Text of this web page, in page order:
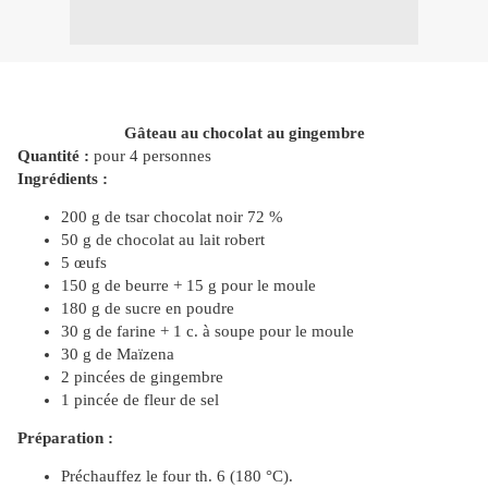
Gâteau au chocolat au gingembre
Quantité : pour 4 personnes
Ingrédients :
200 g de tsar chocolat noir 72 %
50 g de chocolat au lait robert
5 œufs
150 g de beurre + 15 g pour le moule
180 g de sucre en poudre
30 g de farine + 1 c. à soupe pour le moule
30 g de Maïzena
2 pincées de gingembre
1 pincée de fleur de sel
Préparation :
Préchauffez le four th. 6 (180 °C).